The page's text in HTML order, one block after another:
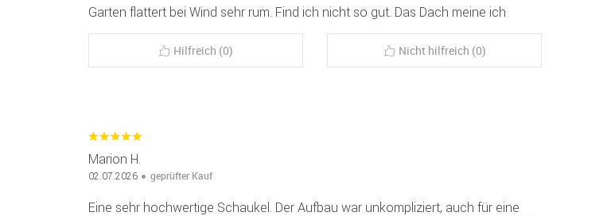
Garten flattert bei Wind sehr rum. Find ich nicht so gut. Das Dach meine ich
Hilfreich (0) Nicht hilfreich (0)
Marion H.
02.07.2026 geprüfter Kauf
Eine sehr hochwertige Schaukel. Der Aufbau war unkompliziert, auch für eine